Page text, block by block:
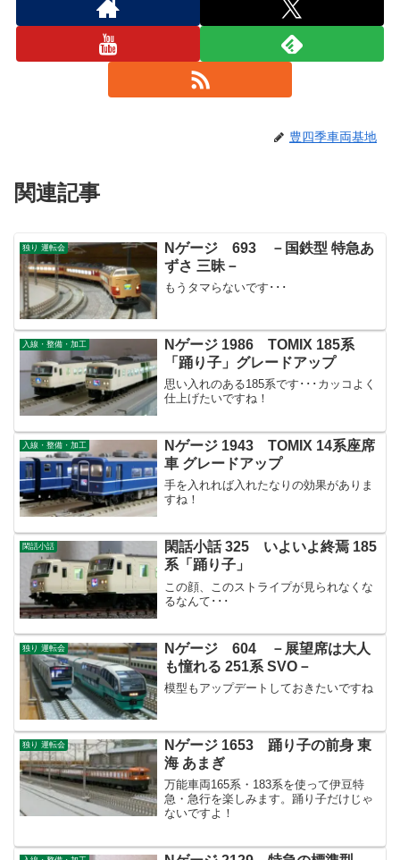
豊四季車両基地
関連記事
独り 運転会
Nゲージ 693 －国鉄型 特急あ
ずさ 三昧－
もうタマらないです･･･
入線・整備・加工
Nゲージ 1986 TOMIX 185系
「踊り子」グレードアップ
思い入れのある185系です･･･カッコよく
仕上げたいですね！
入線・整備・加工
Nゲージ 1943 TOMIX 14系座席
車 グレードアップ
手を入れれば入れたなりの効果がありま
すね！
閑話小話
閑話小話 325 いよいよ終焉 185
系「踊り子」
この顔、このストライプが見られなくな
るなんて･･･
独り 運転会
Nゲージ 604 －展望席は大人
も憧れる 251系 SVO－
模型もアップデートしておきたいですね
独り 運転会
Nゲージ 1653 踊り子の前身 東
海 あまぎ
万能車両165系・183系を使って伊豆特
急・急行を楽しみます。踊り子だけじゃ
ないですよ！